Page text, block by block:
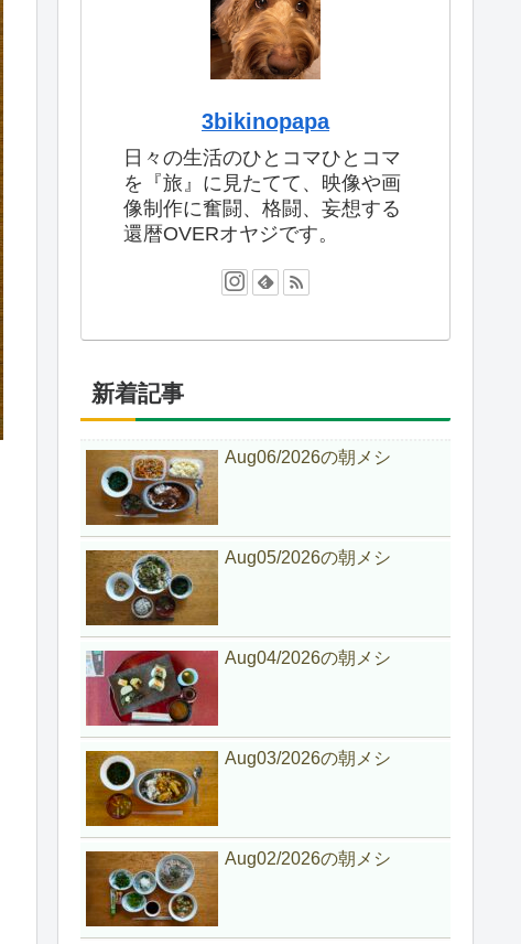
3bikinopapa
日々の生活のひとコマひとコマ
を『旅』に見たてて、映像や画
像制作に奮闘、格闘、妄想する
還暦OVERオヤジです。
新着記事
Aug06/2026の朝メシ
Aug05/2026の朝メシ
Aug04/2026の朝メシ
Aug03/2026の朝メシ
Aug02/2026の朝メシ